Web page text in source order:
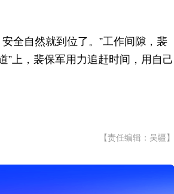
全自然就到位了。”工作间隙，裴
”上，裴保军用力追赶时间，用自己
【责任编辑：吴疆】